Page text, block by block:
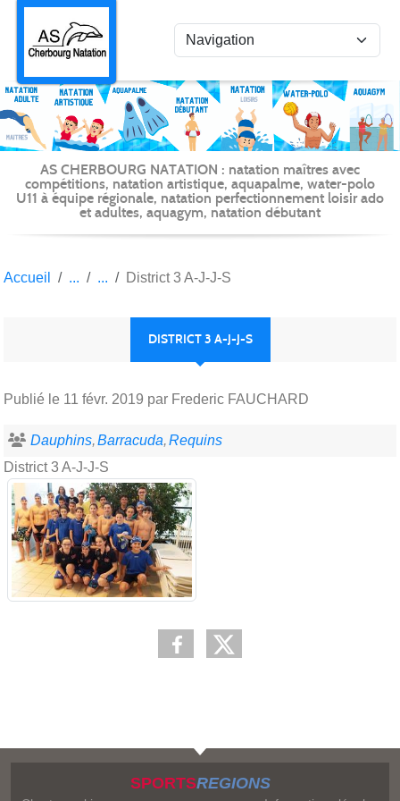
AS CHERBOURG NATATION : natation maîtres avec
compétitions, natation artistique, aquapalme, water-polo
U11 à équipe régionale, natation perfectionnement loisir ado
et adultes, aquagym, natation débutant
Accueil District 3 A-J-J-S
DISTRICT 3 A-J-J-S
Publié le 11 févr. 2019 par Frederic FAUCHARD
Dauphins Barracuda Requins
District 3 A-J-J-S
SPORTSREGIONS
Panneau de gestion des cookies